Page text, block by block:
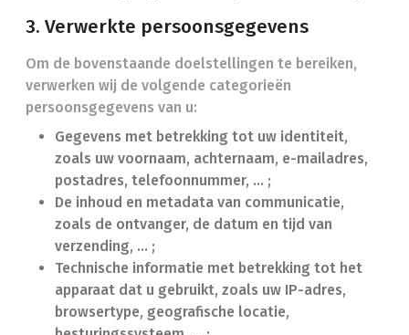
3. Verwerkte persoonsgegevens
Om de bovenstaande doelstellingen te bereiken,
verwerken wij de volgende categorieën
persoonsgegevens van u:
Gegevens met betrekking tot uw identiteit,
zoals uw voornaam, achternaam, e-mailadres,
postadres, telefoonnummer, ... ;
De inhoud en metadata van communicatie,
zoals de ontvanger, de datum en tijd van
verzending, … ;
Technische informatie met betrekking tot het
apparaat dat u gebruikt, zoals uw IP-adres,
browsertype, geografische locatie,